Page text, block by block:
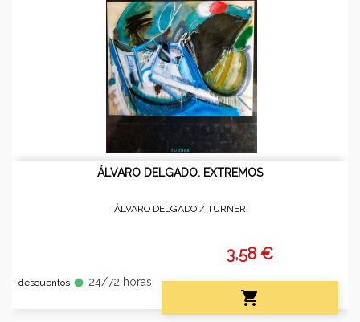
ÁLVARO DELGADO. EXTREMOS
ÁLVARO DELGADO / TURNER
+ descuentos fiber_manual_record 24/72 horas
3,58 €
